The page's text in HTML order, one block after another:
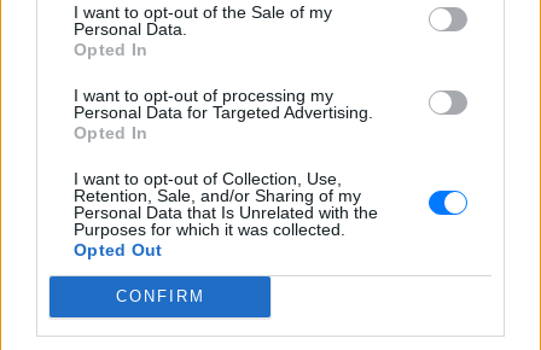
I want to opt-out of the Sale of my
Personal Data.
Opted In
I want to opt-out of processing my
Personal Data for Targeted Advertising.
Opted In
I want to opt-out of Collection, Use,
Retention, Sale, and/or Sharing of my
Personal Data that Is Unrelated with the
Purposes for which it was collected.
Opted Out
CONFIRM
ΔΕΙΤΕ ΕΠΙΣΗΣ
ΣΤΗΝ ΙΔΙΑ ΚΑΤΗΓΟΡΙΑ
ξανά διάσημοι από… ατύχημα
ΣΉΜΕΡΑ